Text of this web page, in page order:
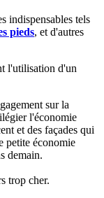
indispensables tels
pieds, et d'autres
l'utilisation d'un
sur la
l'économie
et des façades qui
petite économie
demain.
trop cher.